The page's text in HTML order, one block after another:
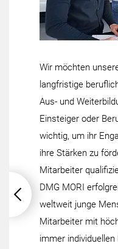
Wir möchten
langfristige
Aus- und
Einsteiger oder
wichtig, um ihr
ihre Stärken zu
Mitarbeiter
DMG MORI
weltweit junge
Mitarbeiter mit
immer individuellen